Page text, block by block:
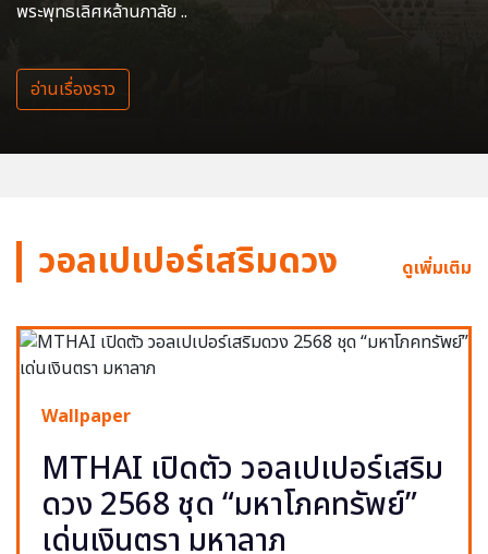
พระพุทธเลิศหล้านภาลัย ..
อ่านเรื่องราว
วอลเปเปอร์เสริมดวง ดูเพิ่มเติม
Wallpaper
MTHAI เปิดตัว วอลเปเปอร์เสริม
ดวง 2568 ชุด “มหาโภคทรัพย์”
เด่นเงินตรา มหาลาภ